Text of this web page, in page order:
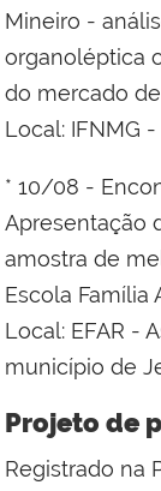
Mineiro -
organoléptica
do mercado
Local: IFNMG
* 10/08 -
Apresentação
amostra de
Escola Família
Local: EFAR -
município de
Projeto de
Registrado na